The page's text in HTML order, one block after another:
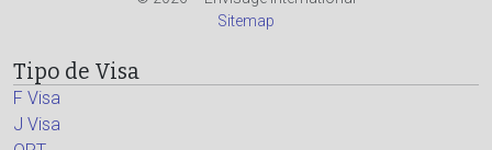
Sitemap
Tipo de Visa
F Visa
J Visa